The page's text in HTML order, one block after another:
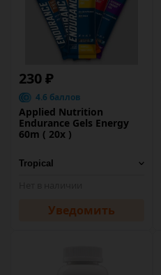
230 ₽
4.6 баллов
Applied Nutrition
Endurance Gels Energy
60m ( 20x )
Уведомить